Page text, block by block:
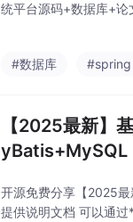
统平台源码+数据库+论
#数据库
【2025最新】
yBatis+MySQL
开源免费分享【2025
提供说明文档 可以通